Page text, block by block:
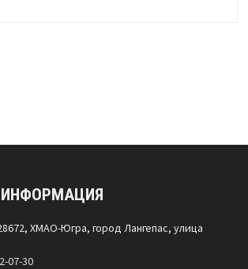
ИНФОРМАЦИЯ
ХМАО-Югра, город Лангепас, улица
07-30